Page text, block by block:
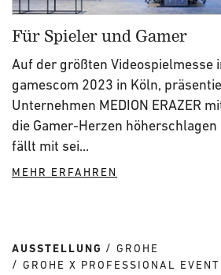
Für Spieler und Gamer
Auf der größten Videospielmesse
gamescom 2023 in Köln,
Unternehmen MEDION ERAZER
die Gamer-Herzen
fällt mit sei...
MEHR ERFAHREN
AUSSTELLUNG
GROHE
GROHE X PROFESSIONAL